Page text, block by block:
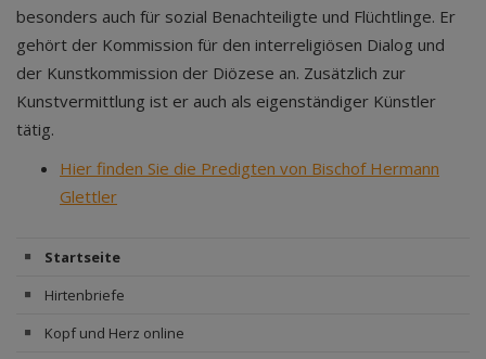
besonders auch für sozial Benachteiligte und Flüchtlinge. Er
gehört der Kommission für den interreligiösen Dialog und
der Kunstkommission der Diözese an. Zusätzlich zur
Kunstvermittlung ist er auch als eigenständiger Künstler
tätig.
Hier finden Sie die Predigten von Bischof Hermann
Glettler
Startseite
Hirtenbriefe
Kopf und Herz online